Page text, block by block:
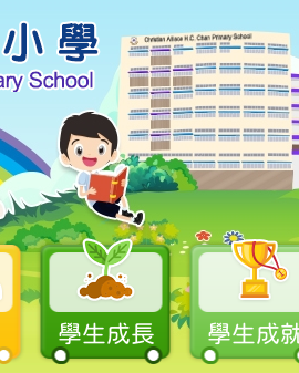
學生成長 學生成